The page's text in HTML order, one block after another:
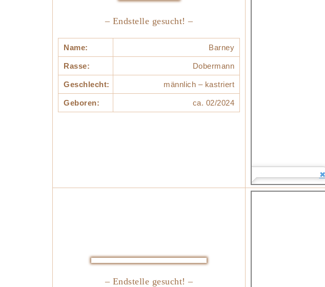
– Endstelle gesucht! –
Name: Barney
Rasse: Dobermann
Geschlecht: männlich – kastriert
Geboren: ca. 02/2024
– Endstelle gesucht! –